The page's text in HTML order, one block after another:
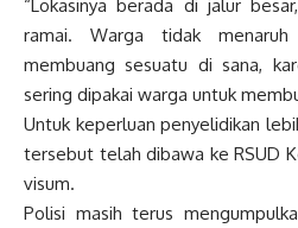
“Lokasinya berada di jalur
ramai. Warga tidak
membuang sesuatu di sana,
sering dipakai warga untuk
Untuk keperluan penyelidikan
tersebut telah dibawa ke RSUD
visum.
Polisi masih terus